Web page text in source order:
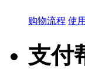
购物流程 使
支付